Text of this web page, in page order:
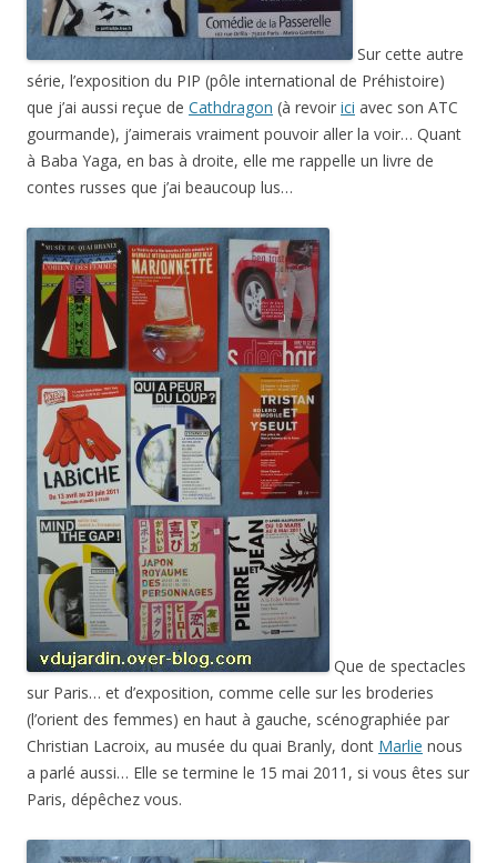
Sur cette autre
série, l’exposition du PIP (pôle international de Préhistoire)
que j’ai aussi reçue de Cathdragon (à revoir ici avec son ATC
gourmande), j’aimerais vraiment pouvoir aller la voir… Quant
à Baba Yaga, en bas à droite, elle me rappelle un livre de
contes russes que j’ai beaucoup lus…
Que de spectacles
sur Paris… et d’exposition, comme celle sur les broderies
(l’orient des femmes) en haut à gauche, scénographiée par
Christian Lacroix, au musée du quai Branly, dont Marlie nous
a parlé aussi… Elle se termine le 15 mai 2011, si vous êtes sur
Paris, dépêchez vous.